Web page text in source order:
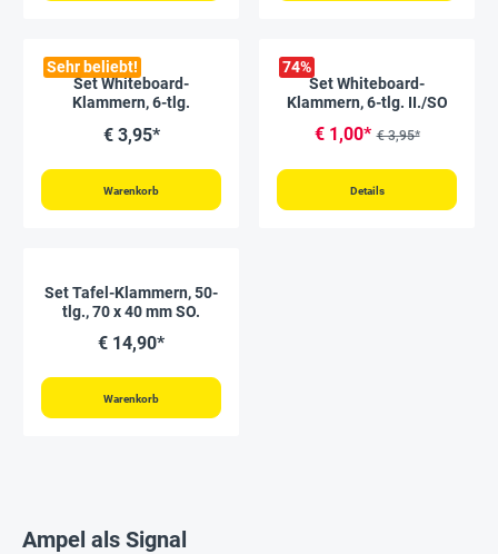
Sehr beliebt!
Set Whiteboard-
Klammern, 6-tlg.
€ 3,95*
Warenkorb
74%
Set Whiteboard-
Klammern, 6-tlg. II./SO
€ 1,00* € 3,95*
Details
Set Tafel-Klammern, 50-
tlg., 70 x 40 mm SO.
€ 14,90*
Warenkorb
Ampel als Signal